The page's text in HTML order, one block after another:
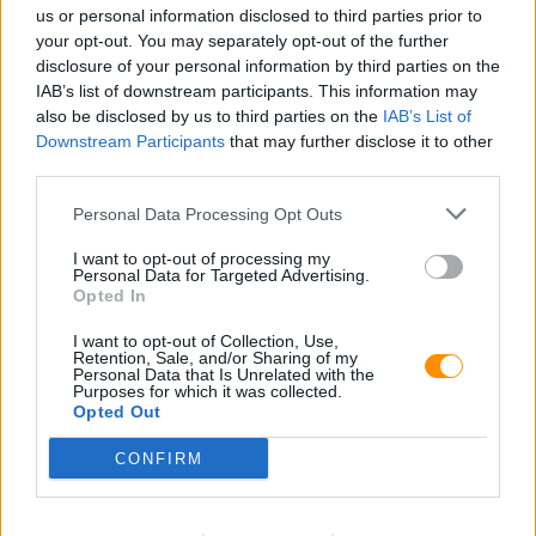
us or personal information disclosed to third parties prior to
your opt-out. You may separately opt-out of the further
disclosure of your personal information by third parties on the
IAB’s list of downstream participants. This information may
also be disclosed by us to third parties on the IAB’s List of
Downstream Participants that may further disclose it to other
Personal Data Processing Opt Outs
I want to opt-out of processing my
Personal Data for Targeted Advertising.
Opted In
I want to opt-out of Collection, Use,
Retention, Sale, and/or Sharing of my
Personal Data that Is Unrelated with the
Purposes for which it was collected.
Opted Out
CONFIRM
E-mail: